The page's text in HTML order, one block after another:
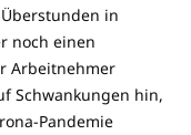
in
noch einen
Arbeitnehmer
Schwankungen hin,
Pandemie